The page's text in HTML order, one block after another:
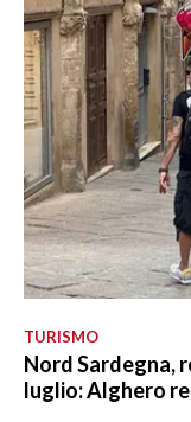
TURISMO
Nord Sardegna,
luglio: Alghero